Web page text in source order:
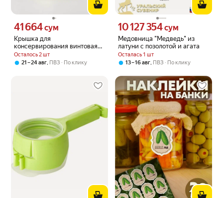
Крышка для
консервирования винтовая
твист-100 Елабуга золото (8
шт/упак), 100мм
Осталось 2 шт
Цена 41664 сум вместо
41 664сум
21 – 24 авг, ПВЗ По клику
Медовница "Медведь" из
латуни с позолотой и агата
Осталась 1 шт
Цена 10127354 сум вместо
10 127 354сум
13 – 16 авг, ПВЗ По клику